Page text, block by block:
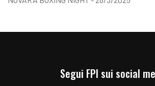
Segui FPI sui social